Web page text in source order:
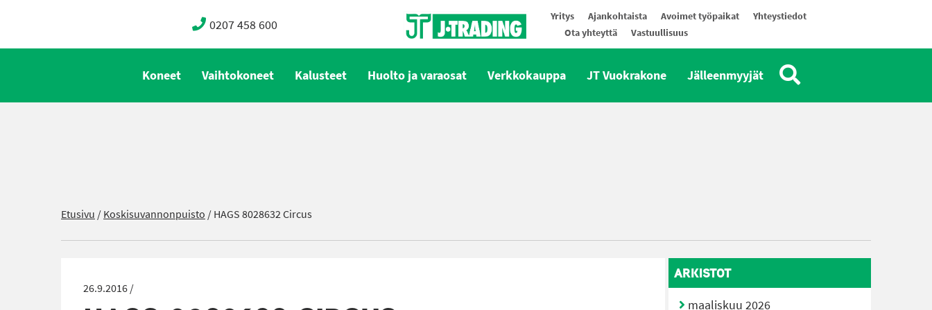
0207 458 600 Yritys Ajankohtaista Avoimet työpaikat
Yhteystiedot
Ota yhteyttä
Vastuullisuus
Koneet Vaihtokoneet Kalusteet Huolto ja varaosat Verkkokauppa JT Vuokrakone Jälleenmyyjät
Etusivu /Koskisuvannonpuisto /HAGS 8028632 Circus
26.9.2016 /
ARKISTOT
maaliskuu 2026